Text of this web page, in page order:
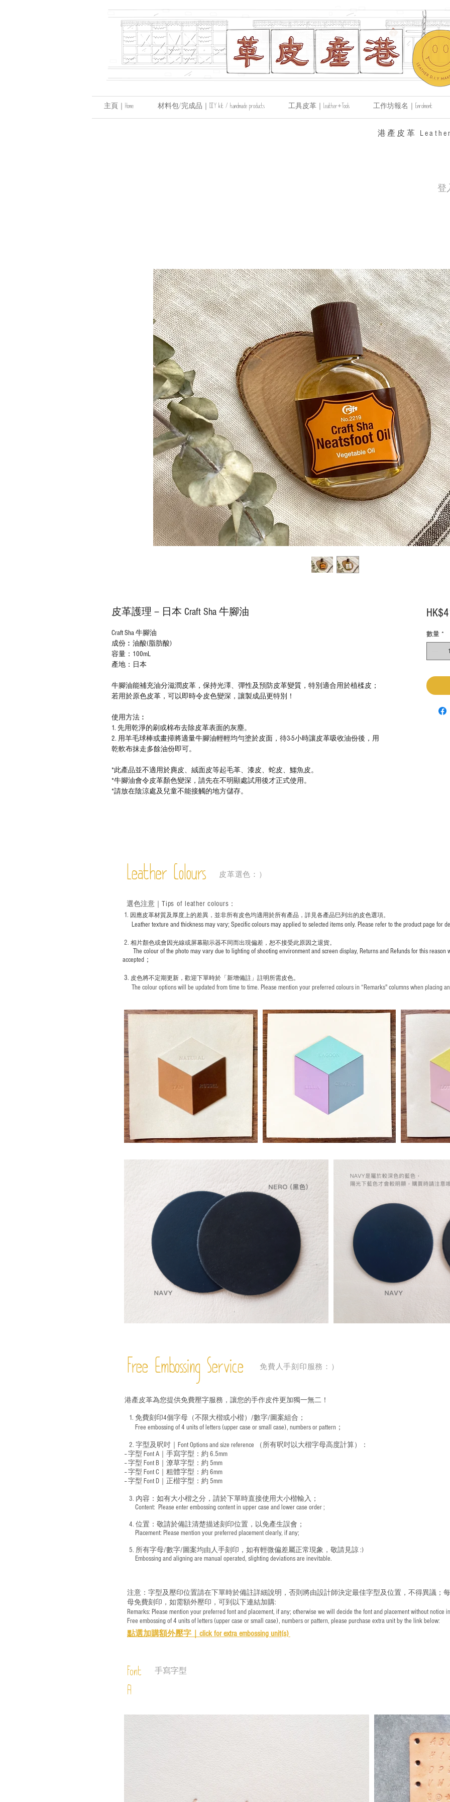
主頁｜Home 材料包/完成品｜DIY kit / handmade products 工具皮革｜Leather+Tools 工作坊報名｜Enrolment
港產皮革
登
皮革護理－日本 Craft Sha 牛腳油
Craft Sha牛腳油
成份︰油酸(脂肪酸)
容量： 100mL
產地：日本
牛腳油能補充油分滋潤皮革 ，保持光澤、彈性及預防皮革變質，特別適合用於植楺皮；
若用於原色皮革，可以即時令皮色變深，讓製成品更特別！
使用方法︰
1. 先用乾淨的刷或棉布去除皮革表面的灰塵。
2. 用羊毛球棒或畫掃將適量牛腳油輕輕均勻塗於皮面， 待3-5小時讓皮革吸收油份後 ，用
乾軟布抹走多餘油份即可。
*此產品並不適用於麂皮、絨面皮等起毛革、漆皮、蛇皮、鱷魚皮。
*牛腳油會令皮革顏色變深，請先在不明顯處試用後才正式使用。
*請放在陰涼處及兒童不能接觸的地方儲存。
數量 *
Leather Colours 皮革選色：）
1. ​ 因應皮革材質及厚度上的差異，並非所有皮色均適用於所有產品，詳見各產品巳列出的皮色選項。
Leather texture and thickness may vary; Specific colours may applied to selected items only. Please refer to the product page for
2. 相片顏色或會因光線或屏幕顯示器不同而出現偏差，恕不接受此原因之退貨。
The colour of the photo may vary due to lighting of shooting environment and screen display, Returns and Refunds for this reason
accepted；
3. 皮色將不定期更新，歡迎下單時於「新增備註」註明 所需皮色。
The colour options will be updated from time to time. Please mention your preferred colours in “Remarks" columns when placing
選色注意｜ Tips of leather colours ：
Free Embossing Service 免費人手刻印服務：）
港產皮革為您提供免費壓字服務，讓您的手作皮件更加獨一無二！
1. 免費刻印4個字母（不限大楷或小楷）/數字/圖案組合；
Free embossing of 4 units of letters (upper case or small case), numbers or pattern；
2. 字型及呎吋｜ Font Options and size reference
（所有呎吋以大楷字母高度計算）：
-- 字型 Font A｜手寫字型：約 6.5mm
-- 字型 Font B｜潦草字型： 約 5mm
-- 字型 Font C｜粗體字型：約 6mm
-- 字型 Font D｜正楷字型： 約 5mm
3. 內容：如有大小楷之分，請於下單時直接使用大小楷輸入；
​ Content: Please enter embossing content in upper case and lower case order ;
4. 位置：敬請於備註清楚描述刻印位置，以免產生誤會；
​ Placement: Please mention your preferred placement clearly, if any;
5. 所有字母/數字/圖案均由人手刻印，如有輕微偏差屬正常現象，敬請見諒 :)
​ Embossing and aligning are manual operated, slighting deviations are inevitable.
注意：字型及壓印位置請在下單時於備註詳細說明，否則將由設計師決定最佳字型及位置，不得異議；
母免費刻印，如需額外壓印，可到以下連結加購:
Remarks: Please mention your preferred font and placement, if any; otherwise we will decide the font and placement without notice
Free embossing of 4 units of letters (upper case or small case), numbers or pattern, please purchase extra unit by the link below:
點選加購額外壓字｜ click for extra embossing unit(s)
Font
A
手寫字型